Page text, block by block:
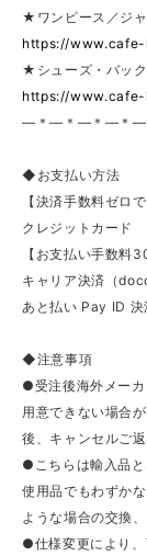
★ワンピース／ジ
https://
★シューズ・バッ
https://
—＊—＊—＊—＊—
◆お支払い方法
【決済手数料ゼロ
クレジットカード
【お支払い手数料
キャリア決済（
あと払い Pay ID 決
◆注意事項
●受注後海外メー
用意できない場合
後、キャンセルご返
●こちらは輸入品
使用品でもわずか
ような場合の交換
●仕様変更により